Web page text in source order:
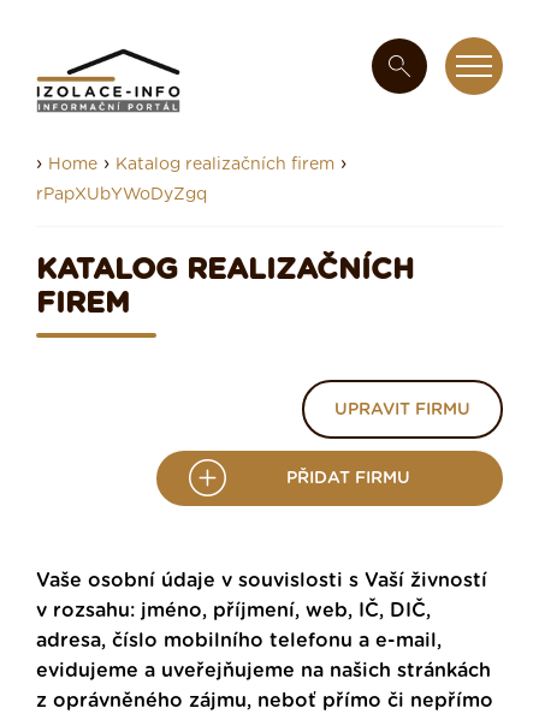
› Home › Katalog realizačních firem ›
rPapXUbYWoDyZgq
KATALOG REALIZAČNÍCH
FIREM
UPRAVIT FIRMU
PŘIDAT FIRMU
Vaše osobní údaje v souvislosti s Vaší živností
v rozsahu: jméno, příjmení, web, IČ, DIČ,
adresa, číslo mobilního telefonu a e-mail,
evidujeme a uveřejňujeme na našich stránkách
z oprávněného zájmu, neboť přímo či nepřímo